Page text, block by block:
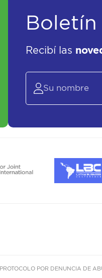
Boletín
Recibí las
PROTOCOLO POR DENUNCIA DE